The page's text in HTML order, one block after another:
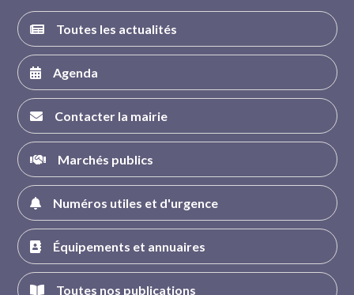
Toutes les actualités
Agenda
Contacter la mairie
Marchés publics
Numéros utiles et d'urgence
Équipements et annuaires
Toutes nos publications